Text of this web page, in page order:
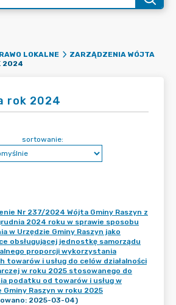
LOKALNE
ZARZĄDZENIA WÓJTA
2024
rok 2024
sortowanie:
Nr 237/2024 Wójta Gminy Raszyn z
2024 roku w sprawie sposobu
w Urzędzie Gminy Raszyn jako
obsługującej jednostkę samorządu
proporcji wykorzystania
towarów i usług do celów działalności
w roku 2025 stosowanego do
podatku od towarów i usług w
Gminy Raszyn w roku 2025
2025-03-04)